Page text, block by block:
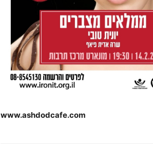
www.ashdodcafe.com